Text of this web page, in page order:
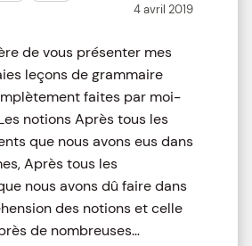
4 avril 2019
de vous présenter mes
leçons de grammaire
faites par moi-
Les notions Après tous les
que nous avons eus dans
Après tous les
nous avons dû faire dans
des notions et celle
de nombreuses…